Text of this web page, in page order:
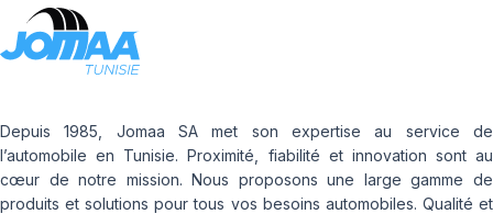
Depuis 1985, Jomaa SA met son expertise au service de
l’automobile en Tunisie. Proximité, fiabilité et innovation sont au
cœur de notre mission. Nous proposons une large gamme de
produits et solutions pour tous vos besoins automobiles. Qualité et